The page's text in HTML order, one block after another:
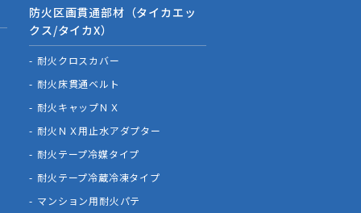
防火区画貫通部材（タイカエッ
クス/タイカX）
耐火クロスカバー
耐火床貫通ベルト
耐火キャップＮＸ
耐火ＮＸ用止水アダプター
耐火テープ冷媒タイプ
耐火テープ冷蔵冷凍タイプ
マンション用耐火パテ